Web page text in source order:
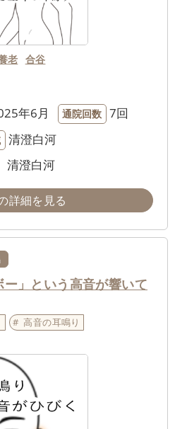
老 合谷
年6月 通院回数 7回
清澄白河
澄白河
詳細を見る
ー」という高音が響いて
高音の耳鳴り